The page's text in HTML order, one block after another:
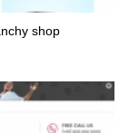
shop